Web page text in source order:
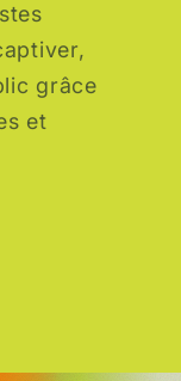
grâce
et